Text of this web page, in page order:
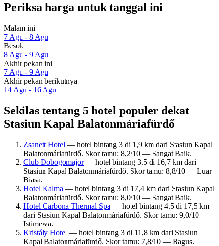
Periksa harga untuk tanggal ini
Malam ini
7 Agu - 8 Agu
Besok
8 Agu - 9 Agu
Akhir pekan ini
7 Agu - 9 Agu
Akhir pekan berikutnya
14 Agu - 16 Agu
Sekilas tentang 5 hotel populer dekat
Stasiun Kapal Balatonmáriafürdő
Zsanett Hotel — hotel bintang 3 di 1,9 km dari Stasiun Kapal
Balatonmáriafürdő. Skor tamu: 8,2/10 — Sangat Baik.
Club Dobogomajor— hotel bintang 3.5 di 16,7 km dari
Stasiun Kapal Balatonmáriafürdő. Skor tamu: 8,8/10 — Luar
Biasa.
Hotel Kalma — hotel bintang 3 di 17,4 km dari Stasiun Kapal
Balatonmáriafürdő. Skor tamu: 8,0/10 — Sangat Baik.
Hotel Carbona Thermal Spa — hotel bintang 4.5 di 17,5 km
dari Stasiun Kapal Balatonmáriafürdő. Skor tamu: 9,0/10 —
Istimewa.
Kristály Hotel — hotel bintang 3 di 11,8 km dari Stasiun
Kapal Balatonmáriafürdő. Skor tamu: 7,8/10 — Bagus.